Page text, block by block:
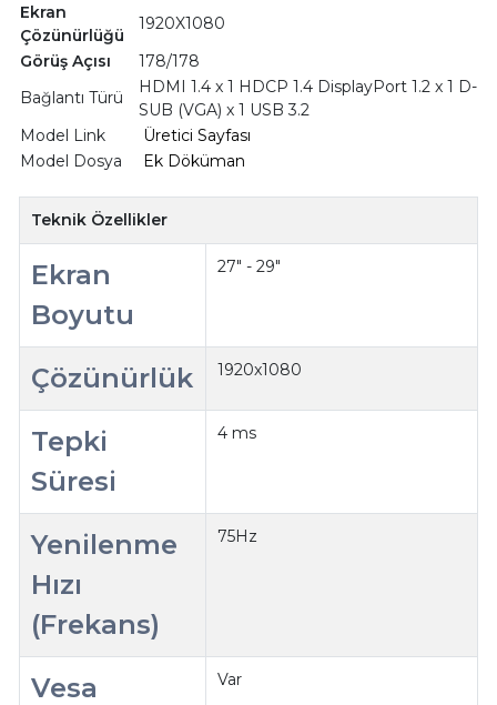
Ekran
Çözünürlüğü
1920X1080
Görüş Açısı
178/178
Bağlantı Türü
HDMI 1.4 x 1 HDCP 1.4 DisplayPort 1.2 x 1 D-
SUB (VGA) x 1 USB 3.2
Model Link
Üretici Sayfası
Model Dosya
Ek Döküman
Teknik Özellikler
Ekran
Boyutu
27" - 29"
Çözünürlük 1920x1080
Tepki
Süresi
4 ms
Yenilenme
Hızı
(Frekans)
75Hz
Vesa Var